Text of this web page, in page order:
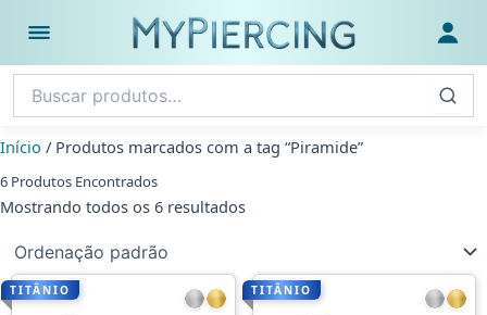
Abrir menu
para
o
conteúdo
Início / Produtos marcados com a tag “Piramide”
6 Produtos Encontrados
Mostrando todos os 6 resultados
TITÂNIO TITÂNIO